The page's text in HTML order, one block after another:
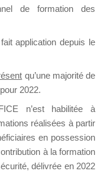
mois
de
de formation des
application depuis le
qu’une majorité de
2022.
n’est habilitée à
réalisées à partir
en possession
à la formation
délivrée en 2022